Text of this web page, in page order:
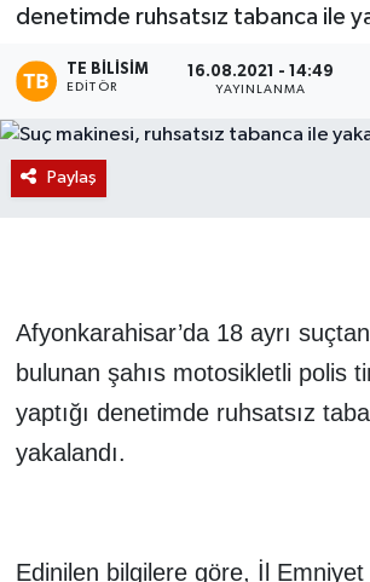
denetimde ruhsatsız tabanca ile
TE BILISIM
EDITÖR
16.08.2021 - 14:49
YAYINLANMA
Paylaş
Afyonkarahisar’da 18 ayrı suçtan
bulunan şahıs motosikletli polis
yaptığı denetimde ruhsatsız
yakalandı.
Edinilen bilgilere göre, İl
Etkinlikler